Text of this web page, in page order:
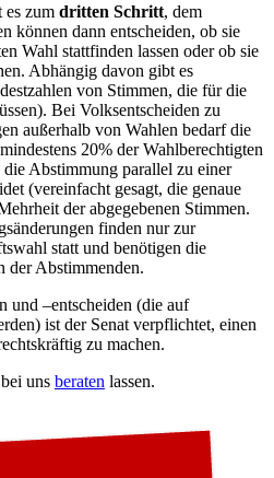
es zum dritten Schritt, dem
können dann entscheiden, ob sie
Wahl stattfinden lassen oder ob sie
Abhängig davon gibt es
von Stimmen, die für die
Bei Volksentscheiden zu
außerhalb von Wahlen bedarf die
20% der Wahlberechtigten
Abstimmung parallel zu einer
(vereinfacht gesagt, die genaue
der abgegebenen Stimmen.
finden nur zur
statt und benötigen die
der Abstimmenden.
und –entscheiden (die auf
ist der Senat verpflichtet, einen
zu machen.
uns beraten lassen.